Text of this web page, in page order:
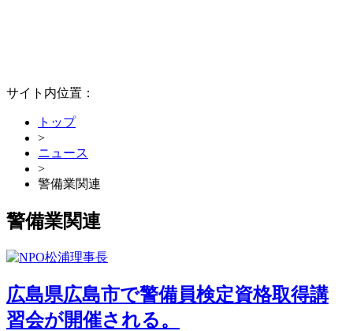
サイト内位置：
トップ
>
ニュース
>
警備業関連
警備業関連
広島県広島市で警備員検定資格取得講
習会が開催される。